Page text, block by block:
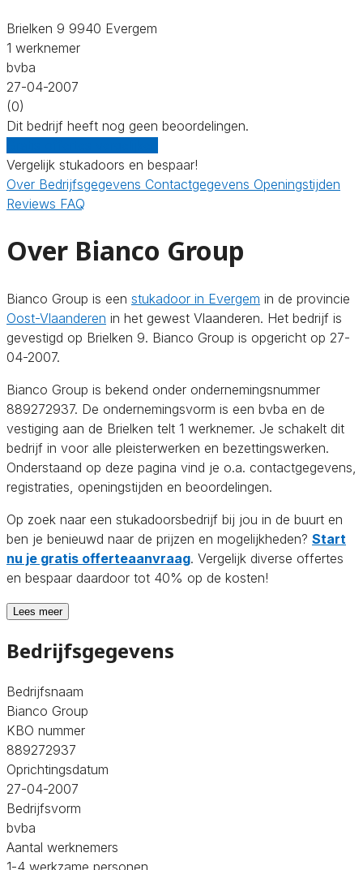
Brielken 9 9940 Evergem
1 werknemer
bvba
27-04-2007
(0)
Dit bedrijf heeft nog geen beoordelingen.
Vergelijk stukadoors en bespaar!
Over Bedrijfsgegevens Contactgegevens Openingstijden
Reviews FAQ
Over Bianco Group
Bianco Group is een stukadoor in Evergem in de provincie
Oost-Vlaanderen in het gewest Vlaanderen. Het bedrijf is
gevestigd op Brielken 9. Bianco Group is opgericht op 27-
04-2007.
Bianco Group is bekend onder ondernemingsnummer
889272937. De ondernemingsvorm is een bvba en de
vestiging aan de Brielken telt 1 werknemer. Je schakelt dit
bedrijf in voor alle pleisterwerken en bezettingswerken.
Onderstaand op deze pagina vind je o.a. contactgegevens,
registraties, openingstijden en beoordelingen.
Op zoek naar een stukadoorsbedrijf bij jou in de buurt en
ben je benieuwd naar de prijzen en mogelijkheden? Start
nu je gratis offerteaanvraag. Vergelijk diverse offertes
en bespaar daardoor tot 40% op de kosten!
Lees meer
Bedrijfsgegevens
Bedrijfsnaam
Bianco Group
KBO nummer
889272937
Oprichtingsdatum
27-04-2007
Bedrijfsvorm
bvba
Aantal werknemers
1-4 werkzame personen